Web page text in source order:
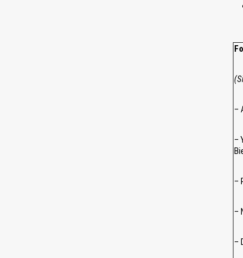
–
–
–
–
–